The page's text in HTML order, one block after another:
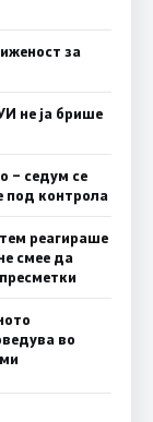
за
не ја брише
– седум се
под контрола
реагираше
смее да
во